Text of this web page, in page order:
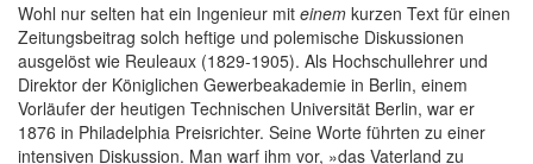
Wohl nur selten hat ein Ingenieur mit einem kurzen Text für einen
Zeitungsbeitrag solch heftige und polemische Diskussionen
ausgelöst wie Reuleaux (1829-1905). Als Hochschullehrer und
Direktor der Königlichen Gewerbeakademie in Berlin, einem
Vorläufer der heutigen Technischen Universität Berlin, war er
1876 in Philadelphia Preisrichter. Seine Worte führten zu einer
intensiven Diskussion. Man warf ihm vor, »das Vaterland zu